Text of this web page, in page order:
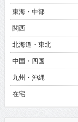
東海・中部
関西
北海道・東北
中国・四国
九州・沖縄
在宅